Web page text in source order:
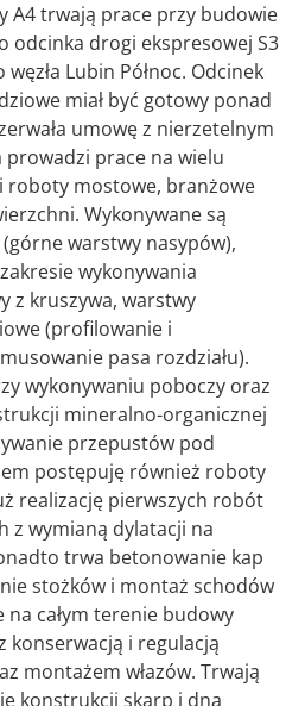
A4 trwają prace przy budowie
odcinka drogi ekspresowej S3
Lubin Północ. Odcinek
miał być gotowy ponad
umowę z nierzetelnym
prowadzi prace na wielu
mostowe, branżowe
Wykonywane są
warstwy nasypów),
wykonywania
z kruszywa, warstwy
(profilowanie i
pasa rozdziału).
wykonywaniu poboczy oraz
mineralno-organicznej
przepustów pod
postępuję również roboty
realizację pierwszych robót
z wymianą dylatacji na
trwa betonowanie kap
stożków i montaż schodów
całym terenie budowy
konserwacją i regulacją
montażem włazów. Trwają
konstrukcji skarp i dna